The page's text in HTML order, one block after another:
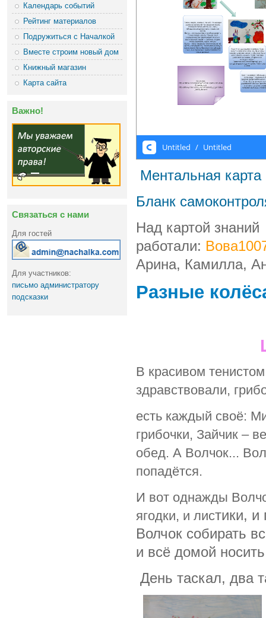
Календарь событий
Рейтинг материалов
Подружиться с Началкой
Вместе строим новый дом
Книжный магазин
Карта сайта
Важно!
Связаться с нами
Для гостей
Для участников:
письмо администратору
подсказки
Ментальная
Бланк
Над картой знаний
работали:
Арина, Камилла,
Разные
В красивом
здравствовали,
есть каждый своё:
грибочки, Зайчик –
обед. А Волчок...
попадётся.
И вот однажды
ягодки, и листики, и
Волчок собирать
и всё домой
День таскал, два